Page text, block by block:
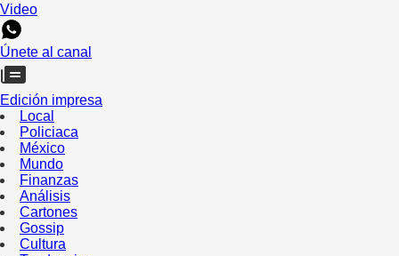
Video
Únete al canal
Edición impresa
Local
Policiaca
México
Mundo
Finanzas
Análisis
Cartones
Gossip
Cultura